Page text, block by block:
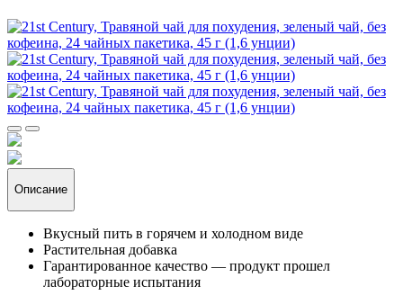
Описание
Вкусный пить в горячем и холодном виде
Растительная добавка
Гарантированное качество — продукт прошел
лабораторные испытания